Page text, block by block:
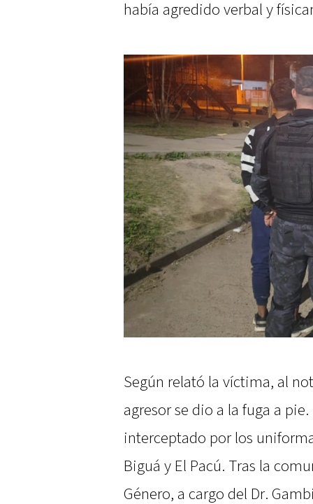
había agredido verbal y
Según relató la víctima, al
agresor se dio a la fuga a
interceptado por los
Biguá y El Pacú. Tras la
Género, a cargo del Dr.